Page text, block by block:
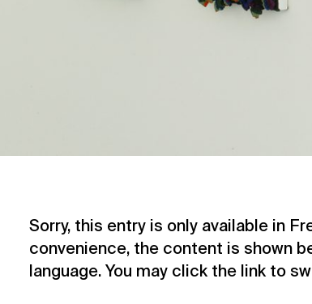
Sorry, this entry is only available in
convenience, the content is shown
language. You may click the link to